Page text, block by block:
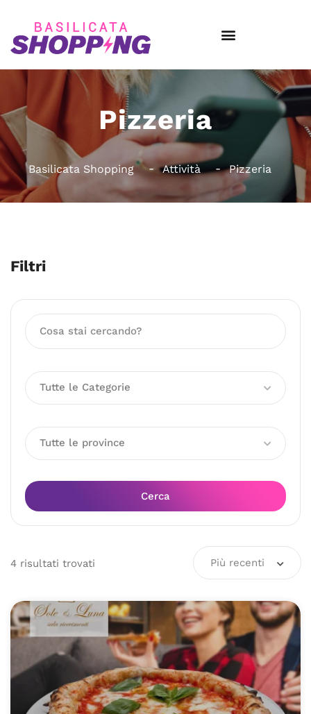
Pizzeria
Basilicata Shopping Attività Pizzeria
Filtri
Tutte le Categorie
Tutte le province
Cerca
4 risultati trovati Più recenti